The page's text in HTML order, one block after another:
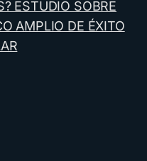
ESTUDIO SOBRE
AMPLIO DE ÉXITO